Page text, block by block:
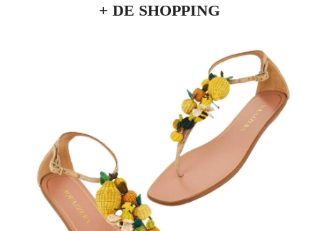
+ DE SHOPPING